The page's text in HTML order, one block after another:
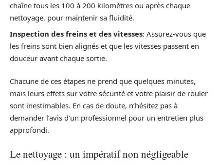
chaîne tous les 100 à 200 kilomètres ou après chaque
nettoyage, pour maintenir sa fluidité.
Inspection des freins et des vitesses: Assurez-vous que
les freins sont bien alignés et que les vitesses passent en
douceur avant chaque sortie.
Chacune de ces étapes ne prend que quelques minutes,
mais leurs effets sur votre sécurité et votre plaisir de rouler
sont inestimables. En cas de doute, n’hésitez pas à
demander l’avis d’un professionnel pour un entretien plus
approfondi.
Le nettoyage : un impératif non négligeable